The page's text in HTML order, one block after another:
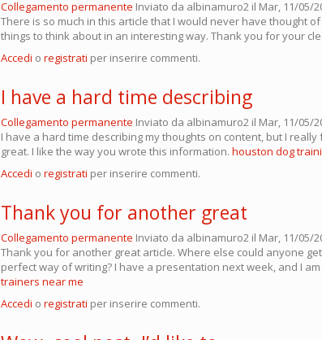
Collegamento permanente Inviato da albinamuro2 il Mar, 11/05/
There is so much in this article that I would never have thought
things to think about in an interesting way. Thank you for your
Accedi o registrati per inserire commenti.
I have a hard time describing
Collegamento permanente Inviato da albinamuro2 il Mar, 11/05/
I have a hard time describing my thoughts on content, but I
great. I like the way you wrote this information. houston dog
Accedi o registrati per inserire commenti.
Thank you for another great
Collegamento permanente Inviato da albinamuro2 il Mar, 11/05/
Thank you for another great article. Where else could anyone
perfect way of writing? I have a presentation next week, and I
trainers near me
Accedi o registrati per inserire commenti.